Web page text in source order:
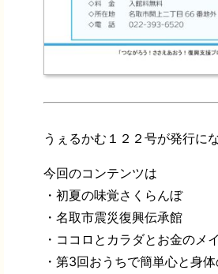
うぇるかむ１２２号が発行に
今回のコンテンツは
・初夏の味覚さくらんぼ
・名取市震災復興伝承館
・ココロとカラダとお金のメ
・第3回おうちで簡単心と身